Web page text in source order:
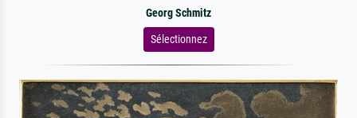
Georg Schmitz
Sélectionnez